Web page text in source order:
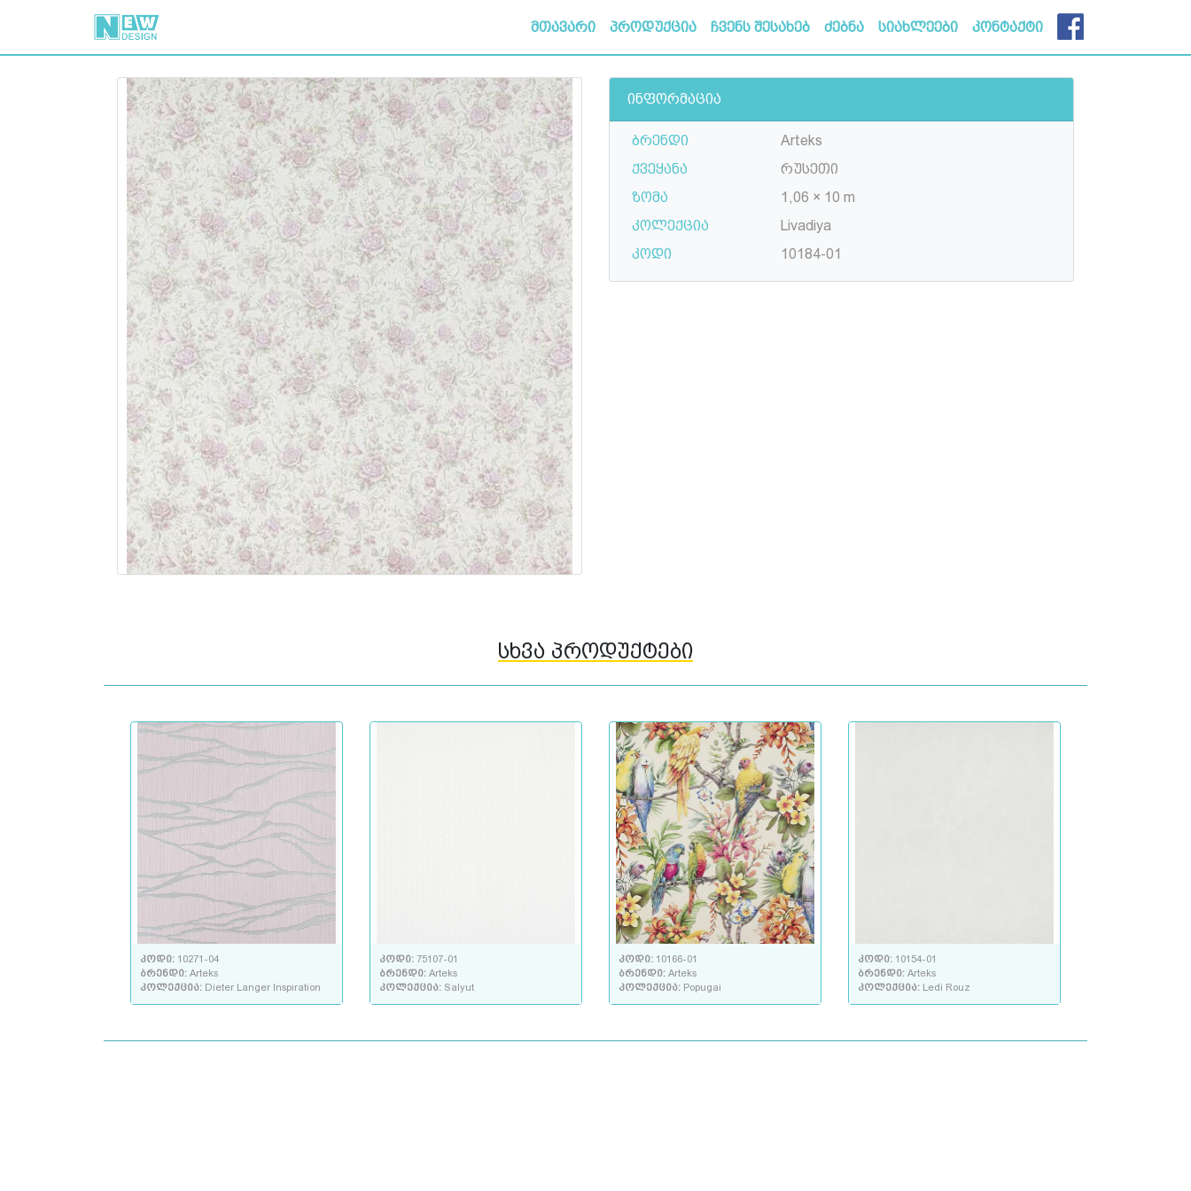
მთავარი პროდუქცია ჩვენს შესახებ ძებნა სიახლეები კონტაქტი
ინფორმაცია
ბრენდი
Arteks
ქვეყანა
რუსეთი
ზომა
1,06 × 10 m
კოლექცია
Livadiya
კოდი
10184-01
სხვა პროდუქტები
კოდი: 10271-04
ბრენდი: Arteks
კოლექცია: Dieter Langer Inspiration
კოდი: 75107-01
ბრენდი: Arteks
კოლექცია: Salyut
კოდი: 10166-01
ბრენდი: Arteks
კოლექცია: Popugai
კოდი: 10154-01
ბრენდი: Arteks
კოლექცია: Ledi Rouz